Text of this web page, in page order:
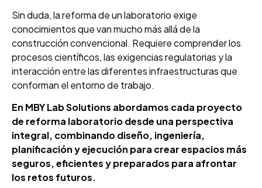
Sin duda, la reforma de un laboratorio exige
conocimientos que van mucho más allá de la
construcción convencional. Requiere comprender los
procesos científicos, las exigencias regulatorias y la
interacción entre las diferentes infraestructuras que
conforman el entorno de trabajo.
En MBY Lab Solutions abordamos cada proyecto
de reforma laboratorio desde una perspectiva
integral, combinando diseño, ingeniería,
planificación y ejecución para crear espacios más
seguros, eficientes y preparados para afrontar
los retos futuros.